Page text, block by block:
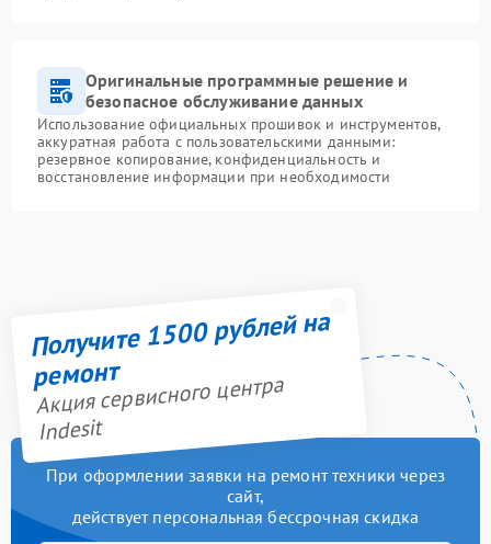
Оригинальные программные решение и
безопасное обслуживание данных
Использование официальных прошивок и инструментов,
аккуратная работа с пользовательскими данными:
резервное копирование, конфиденциальность и
восстановление информации при необходимости
Получите 1500 рублей на
ремонт
Акция сервисного центра
Indesit
При оформлении заявки на ремонт техники через
сайт,
действует персональная бессрочная скидка